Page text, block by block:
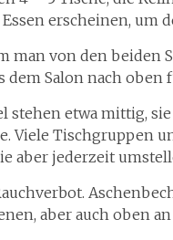
erscheinen, um
man von den beiden
dem Salon nach oben
stehen etwa mittig,
Viele Tischgruppen
aber jederzeit
aber auch oben